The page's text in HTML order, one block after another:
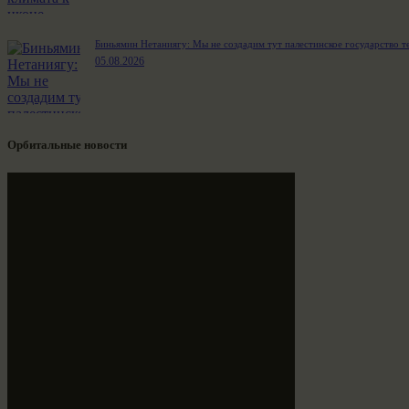
Биньямин Нетаниягу: Мы не создадим тут палестинское государство
05.08.2026
Орбитальные новости